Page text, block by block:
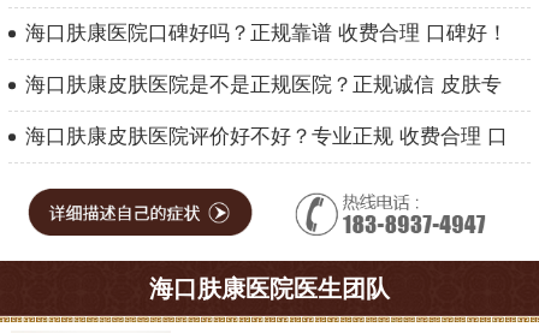
海口肤康医院口碑好吗？正规靠谱 收费合理 口碑好！
海口肤康皮肤医院是不是正规医院？正规诚信 皮肤专
海口肤康皮肤医院评价好不好？专业正规 收费合理 口
海口肤康医院医生团队